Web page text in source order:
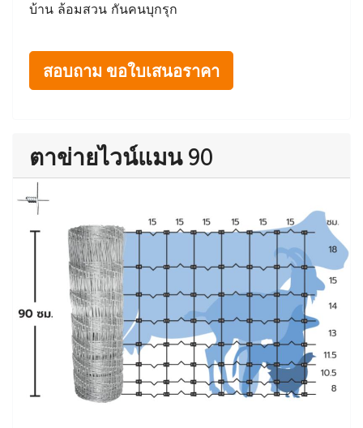
บ้าน ล้อมสวน กันคนบุกรุก
สอบถาม ขอใบเสนอราคา
ตาข่ายไวน์แมน 90